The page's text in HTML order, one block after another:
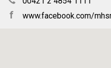
f www.facebook.com/